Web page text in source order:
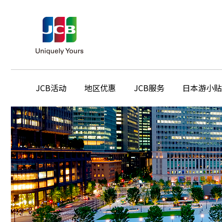
JCB活动 地区优惠 JCB服务 日本游小